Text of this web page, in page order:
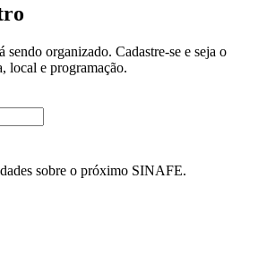
organizado. Cadastre-se e seja o
local e programação.
sobre o próximo SINAFE.